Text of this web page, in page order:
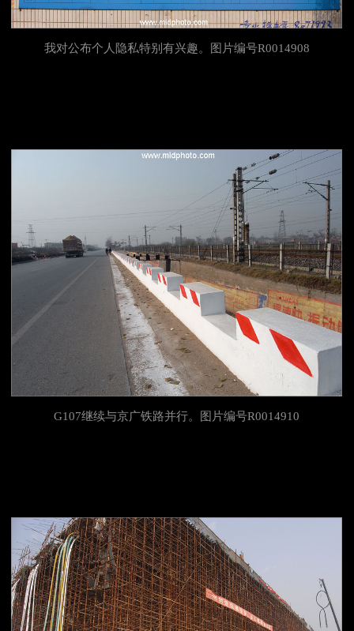
我对公布个人隐私特别有兴趣。图片编号R0014908
G107继续与京广铁路并行。图片编号R0014910